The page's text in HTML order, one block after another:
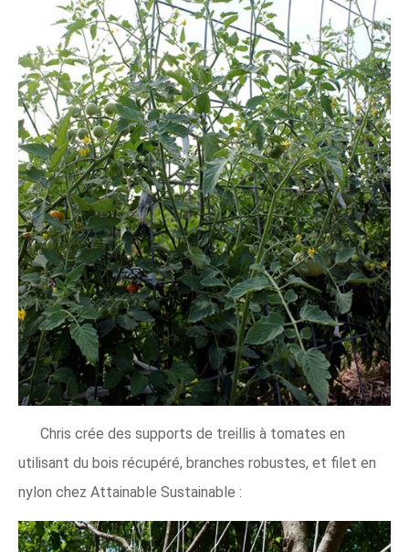
Chris crée des supports de treillis à tomates en
utilisant du bois récupéré, branches robustes, et filet en
nylon chez Attainable Sustainable :